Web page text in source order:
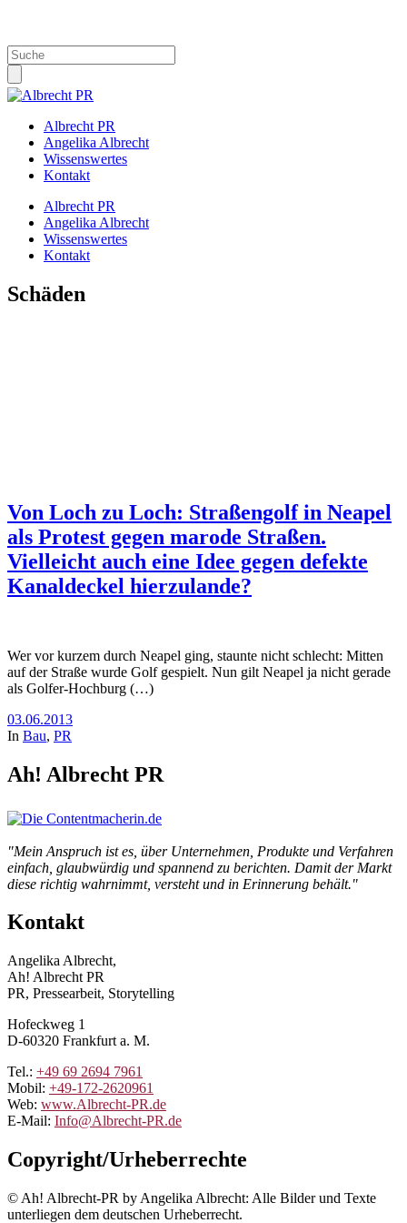
Albrecht PR
Angelika Albrecht
Wissenswertes
Kontakt
Albrecht PR
Angelika Albrecht
Wissenswertes
Kontakt
Schäden
Von Loch zu Loch: Straßengolf in Neapel
als Protest gegen marode Straßen.
Vielleicht auch eine Idee gegen defekte
Kanaldeckel hierzulande?
Wer vor kurzem durch Neapel ging, staunte nicht schlecht: Mitten
auf der Straße wurde Golf gespielt. Nun gilt Neapel ja nicht gerade
als Golfer-Hochburg (…)
03.06.2013
In Bau, PR
Ah! Albrecht PR
"Mein Anspruch ist es, über Unternehmen, Produkte und Verfahren
einfach, glaubwürdig und spannend zu berichten. Damit der Markt
diese richtig wahrnimmt, versteht und in Erinnerung behält."
Kontakt
Angelika Albrecht,
Ah! Albrecht PR
PR, Pressearbeit, Storytelling
Hofeckweg 1
D-60320 Frankfurt a. M.
Tel.: +49 69 2694 7961
Mobil: +49-172-2620961
Web: www.Albrecht-PR.de
E-Mail: Info@Albrecht-PR.de
Copyright/Urheberrechte
© Ah! Albrecht-PR by Angelika Albrecht: Alle Bilder und Texte
unterliegen dem deutschen Urheberrecht.